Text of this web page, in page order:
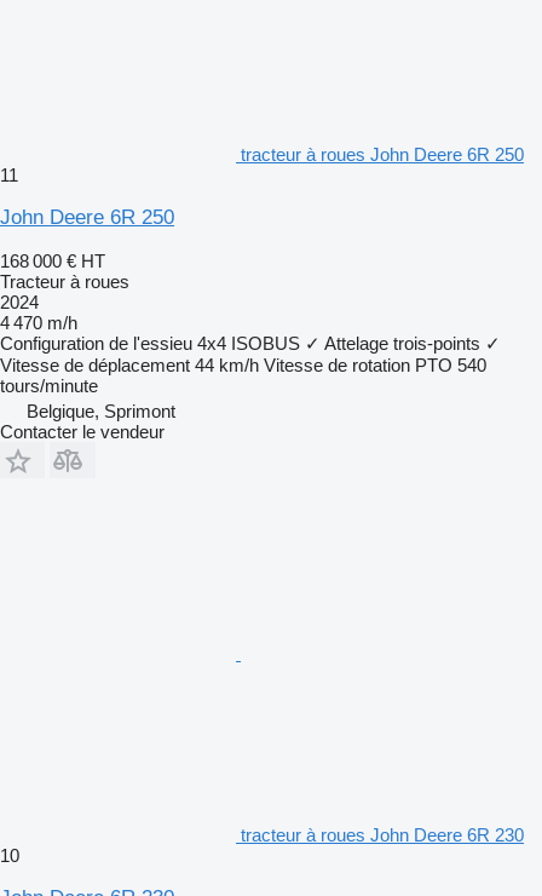
tracteur à roues John Deere 6R 250
11
John Deere 6R 250
168 000 € HT
Tracteur à roues
2024
4 470 m/h
Configuration de l'essieu 4x4 ISOBUS ✓ Attelage trois-points ✓
Vitesse de déplacement 44 km/h Vitesse de rotation PTO 540
tours/minute
Belgique, Sprimont
Contacter le vendeur
tracteur à roues John Deere 6R 230
10